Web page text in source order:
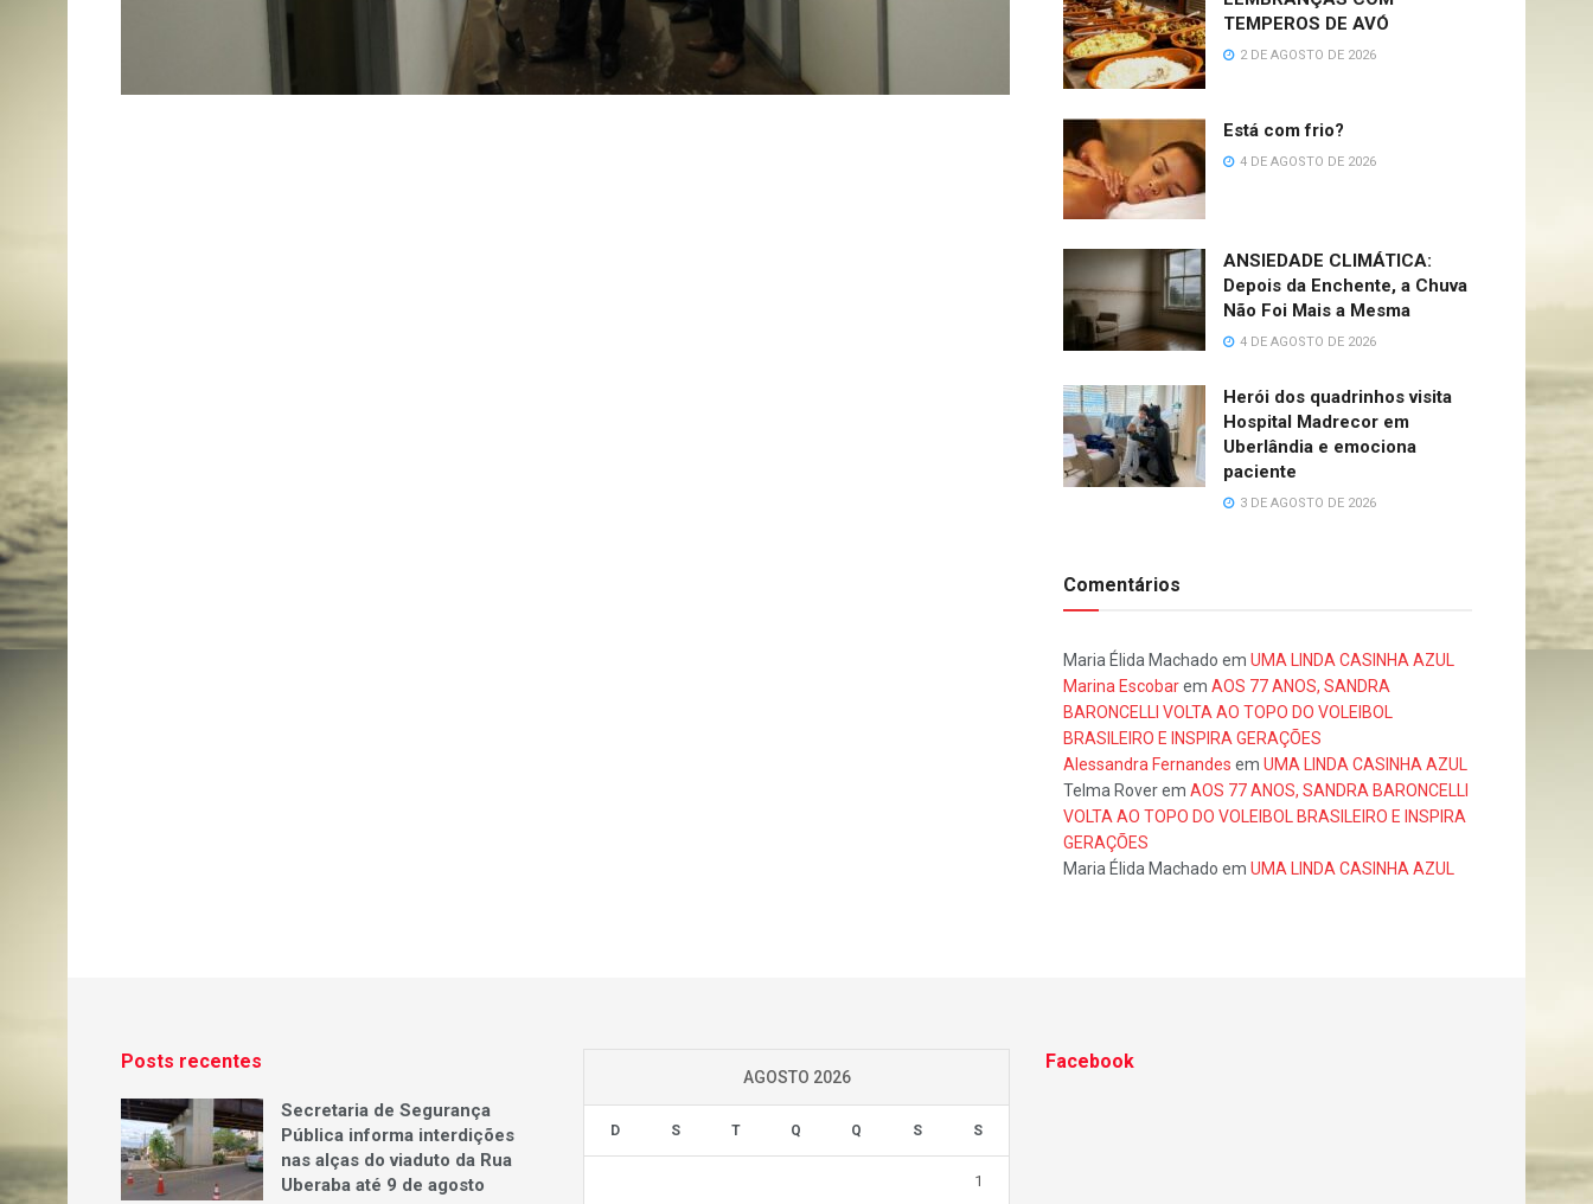
TEMPEROS DE AVÓ
2 DE AGOSTO DE 2026
Está com frio?
4 DE AGOSTO DE 2026
ANSIEDADE CLIMÁTICA:
Depois da Enchente, a Chuva
Não Foi Mais a Mesma
4 DE AGOSTO DE 2026
Herói dos quadrinhos visita
Hospital Madrecor em
Uberlândia e emociona
paciente
3 DE AGOSTO DE 2026
Comentários
Maria Élida Machado em UMA LINDA CASINHA AZUL
Marina Escobarem AOS 77 ANOS, SANDRA
BARONCELLI VOLTA AO TOPO DO VOLEIBOL
BRASILEIRO E INSPIRA GERAÇÕES
Alessandra Fernandes em UMA LINDA CASINHA AZUL
Telma Roverem AOS 77 ANOS, SANDRA BARONCELLI
VOLTA AO TOPO DO VOLEIBOL BRASILEIRO E INSPIRA
GERAÇÕES
Maria Élida Machado em UMA LINDA CASINHA AZUL
Posts recentes
Secretaria de Segurança
Pública informa interdições
nas alças do viaduto da Rua
Uberaba até 9 de agosto
AGOSTO 2026
D S T Q Q S S
1
Facebook